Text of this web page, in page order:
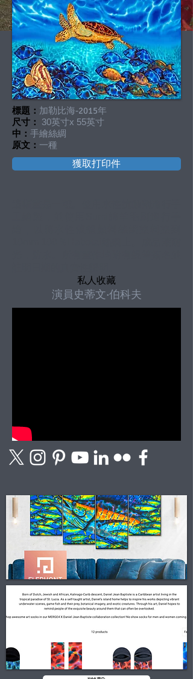
標題： 加勒比海-2015年
尺寸：
30英寸x 55英寸
中： 手繪絲綢
原文： 一種
獲取打印件
私人收藏
演員史蒂文·伯科夫